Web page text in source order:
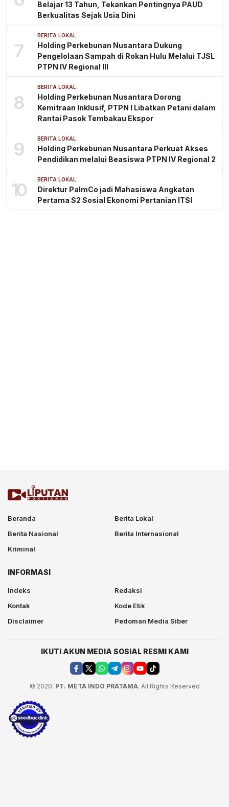
Belajar 13 Tahun, Tekankan Pentingnya PAUD
Berkualitas Sejak Usia Dini
7
BERITA LOKAL
Holding Perkebunan Nusantara Dukung
Pengelolaan Sampah di Rokan Hulu Melalui TJSL
PTPN IV Regional III
8
BERITA LOKAL
Holding Perkebunan Nusantara Dorong
Kemitraan Inklusif, PTPN I Libatkan Petani dalam
Rantai Pasok Tembakau Ekspor
9 BERITA LOKAL
Holding Perkebunan Nusantara Perkuat Akses
Pendidikan melalui Beasiswa PTPN IV Regional 2
10 BERITA LOKAL
Direktur PalmCo jadi Mahasiswa Angkatan
Pertama S2 Sosial Ekonomi Pertanian ITSI
Beranda
Berita Lokal
Berita Nasional
Berita Internasional
Kriminal
INFORMASI
Indeks
Redaksi
Kontak
Kode Etik
Disclaimer
Pedoman Media Siber
IKUTI AKUN MEDIA SOSIAL RESMI KAMI
© 2020. PT. META INDO PRATAMA. All Rights Reserved